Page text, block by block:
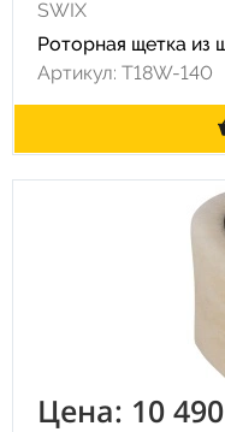
SWIX
Роторная щетка из
Артикул: T18W-140
Цена: 10